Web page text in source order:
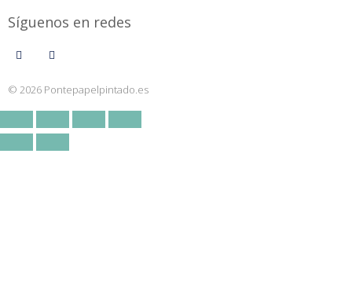
Síguenos en redes
© 2026 Pontepapelpintado.es